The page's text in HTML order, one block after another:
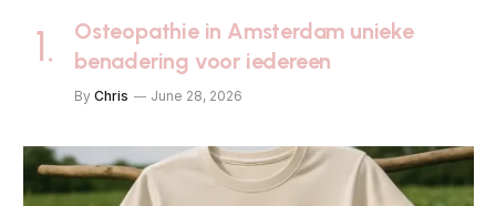
Osteopathie in Amsterdam unieke
benadering voor iedereen
By Chris June 28, 2026